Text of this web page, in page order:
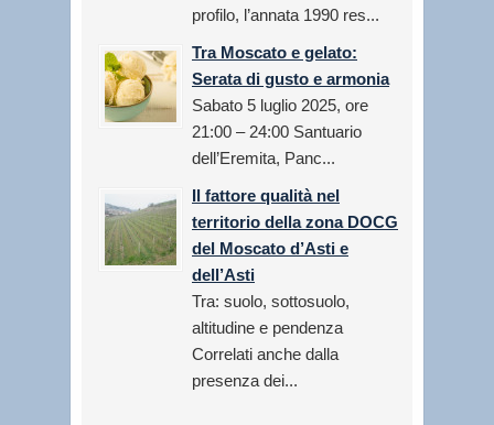
profilo, l’annata 1990 res...
Tra Moscato e gelato:
Serata di gusto e armonia
Sabato 5 luglio 2025, ore
21:00 – 24:00 Santuario
dell’Eremita, Panc...
Il fattore qualità nel
territorio della zona DOCG
del Moscato d’Asti e
dell’Asti
Tra: suolo, sottosuolo,
altitudine e pendenza
Correlati anche dalla
presenza dei...